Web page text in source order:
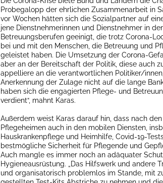
Probegalopp der ehrlichen Zusammenarbeit in
vor Wochen hätten sich die Sozialpartner auf
jene Dienstnehmerinnen und Dienstnehmer in
Betreuungsberufen geeinigt, die trotz Corona-
bei und mit den Menschen, die Betreuung und
geleistet haben. Die Umsetzung der Corona-
aber an der Bereitschaft der Politik, diese auch
appelliere an die verantwortlichen Politiker/
Anerkennung der Zulage nicht auf die lange
haben sich die engagierten Pflege- und
verdient“, mahnt Karas.
Außerdem weist Karas darauf hin, dass nach
Pflegeheimen auch in den mobilen Diensten,
Hauskrankenpflege und Heimhilfe, Covid-19-
bestmögliche Sicherheit für Pflegende und
Auch mangle es immer noch an adäquater
Hygieneausrüstung. „Das Hilfswerk und andere
und organisatorisch problemlos im Stande, mit